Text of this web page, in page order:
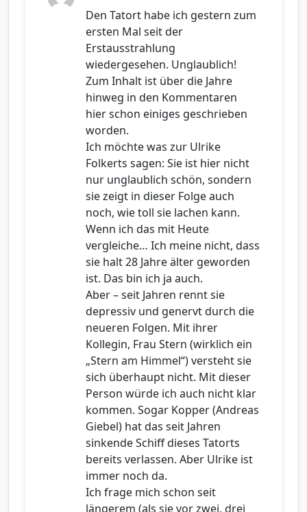
Den Tatort habe ich gestern zum
ersten Mal seit der
Erstausstrahlung
wiedergesehen. Unglaublich!
Zum Inhalt ist über die Jahre
hinweg in den Kommentaren
hier schon einiges geschrieben
worden.
Ich möchte was zur Ulrike
Folkerts sagen: Sie ist hier nicht
nur unglaublich schön, sondern
sie zeigt in dieser Folge auch
noch, wie toll sie lachen kann.
Wenn ich das mit Heute
vergleiche… Ich meine nicht, dass
sie halt 28 Jahre älter geworden
ist. Das bin ich ja auch.
Aber – seit Jahren rennt sie
depressiv und genervt durch die
neueren Folgen. Mit ihrer
Kollegin, Frau Stern (wirklich ein
„Stern am Himmel“) versteht sie
sich überhaupt nicht. Mit dieser
Person würde ich auch nicht klar
kommen. Sogar Kopper (Andreas
Giebel) hat das seit Jahren
sinkende Schiff dieses Tatorts
bereits verlassen. Aber Ulrike ist
immer noch da.
Ich frage mich schon seit
längerem (als sie vor zwei, drei